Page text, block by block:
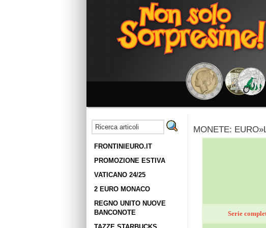
FRONTINIEURO.IT
PROMOZIONE ESTIVA
VATICANO 24/25
2 EURO MONACO
REGNO UNITO NUOVE
BANCONOTE
MONETE:
Serie